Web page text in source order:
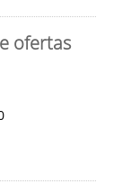
ofertas